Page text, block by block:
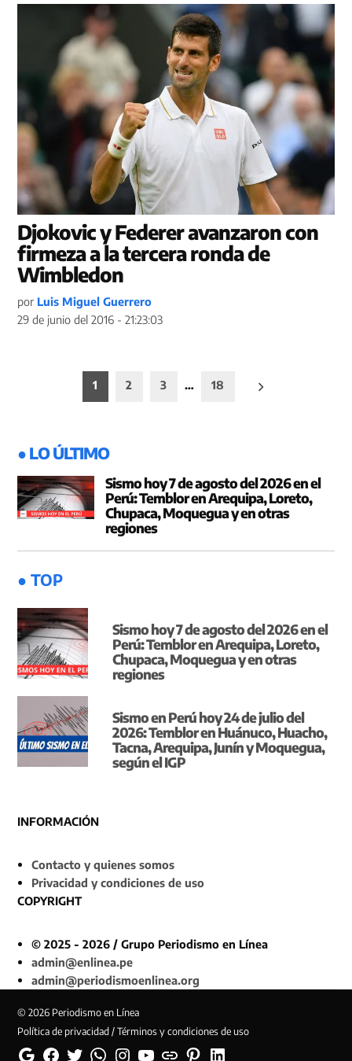
Djokovic y Federer avanzaron con
firmeza a la tercera ronda de
Wimbledon
por Luis Miguel Guerrero
29 de junio del 2016 - 21:23:03
Paginación
1 2 3 … 18
● LO ÚLTIMO
Sismo hoy 7 de agosto del 2026 en el
Perú: Temblor en Arequipa, Loreto,
Chupaca, Moquegua y en otras
regiones
● TOP
Sismo hoy 7 de agosto del 2026 en el
Perú: Temblor en Arequipa, Loreto,
Chupaca, Moquegua y en otras
regiones
Sismo en Perú hoy 24 de julio del
2026: Temblor en Huánuco, Huacho,
Tacna, Arequipa, Junín y Moquegua,
según el IGP
INFORMACIÓN
Contacto y quienes somos
Privacidad y condiciones de uso
COPYRIGHT
© 2025 - 2026 / Grupo Periodismo en Línea
admin@enlinea.pe
admin@periodismoenlinea.org
© 2026 Periodismo en Línea
Política de privacidad / Términos y condiciones de uso
GoogleFacebookTwitterWhatsappInstagramYouTubeWeb PinterestLinkedin